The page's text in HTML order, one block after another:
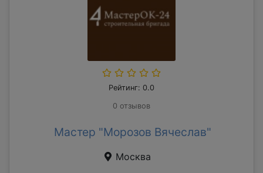
Рейтинг: 0.0
0 отзывов
Мастер "Морозов Вячеслав"
Москва